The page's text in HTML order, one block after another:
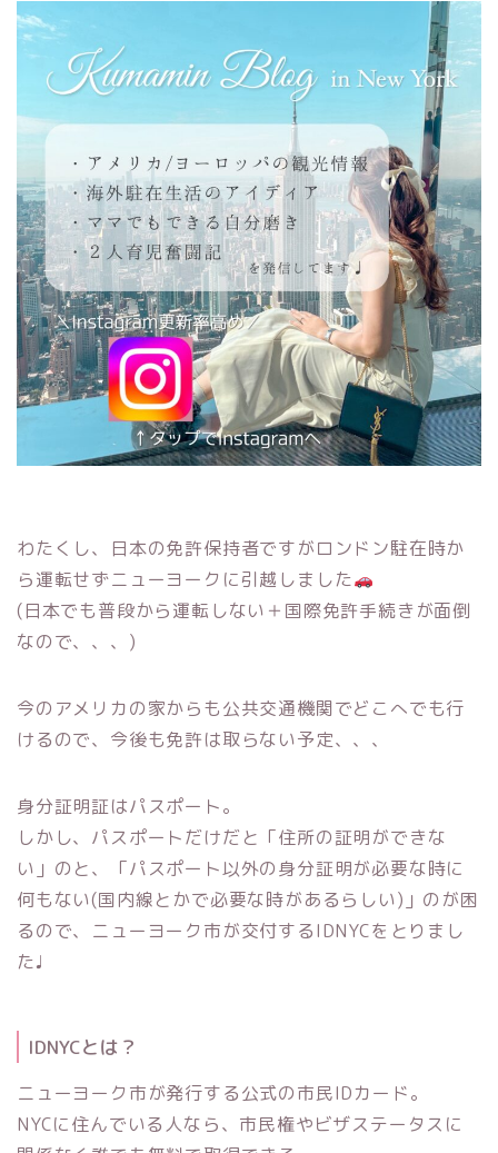
わたくし、日本の免許保持者ですがロンドン駐在時か
ら運転せずニューヨークに引越しました
(日本でも普段から運転しない＋国際免許手続きが面倒
なので、、、)
今のアメリカの家からも公共交通機関でどこへでも行
けるので、今後も免許は取らない予定、、、
身分証明証はパスポート。
しかし、パスポートだけだと「住所の証明ができな
い」のと、「パスポート以外の身分証明が必要な時に
何もない(国内線とかで必要な時があるらしい)」のが困
るので、ニューヨーク市が交付するIDNYCをとりまし
た♩
IDNYCとは？
ニューヨーク市が発行する公式の市民IDカード。
NYCに住んでいる人なら、市民権やビザステータスに